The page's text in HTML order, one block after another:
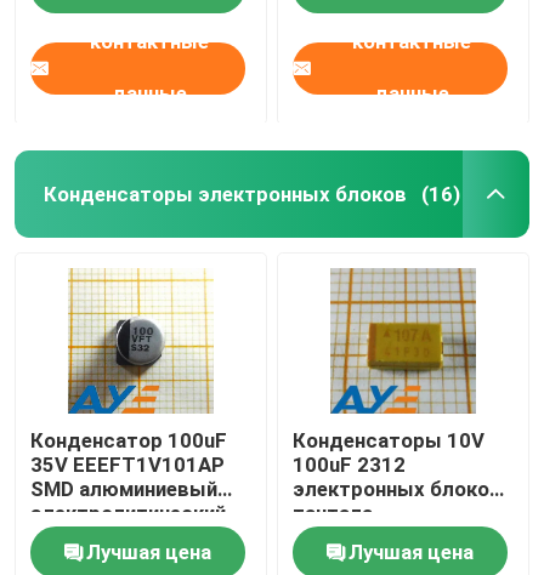
контактные
данные
контактные
данные
Конденсаторы электронных блоков (16)
Конденсатор 100uF
35V EEEFT1V101AP
SMD алюминиевый
электролитический
Лучшая цена
Конденсаторы 10V
100uF 2312
электронных блоков
тантала
TAJC107K010RNJ
SMD Лучшая цена